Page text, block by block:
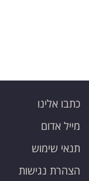
כתבו אלינו
מייל אדום
תנאי שימוש
הצהרת נגישות